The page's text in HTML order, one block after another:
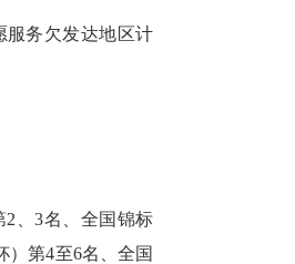
服务欠发达地区计
、3名、全国锦标
第4至6名、全国